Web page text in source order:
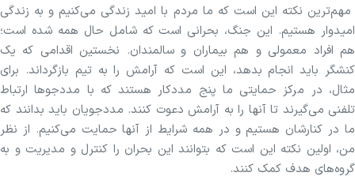
مهم‌ترین نکته این است که ما مردم با امید زندگی می‌کنیم و به زندگی
امیدوار هستیم. این جنگ، بحرانی است که شامل حال همه شده است؛
هم افراد معمولی و هم بیماران و سالمندان. نخستین اقدامی که یک
کنشگر باید انجام بدهد، این است که آرامش را به تیم بازگرداند. برای
مثال، در مرکز حمایتی ما پنج مددکار هستند که با مددجو‌ها ارتباط
تلفنی می‌گیرند تا آنها را به آرامش دعوت کنند. مددجویان باید بدانند که
ما در کنارشان هستیم و در همه شرایط از آنها حمایت می‌کنیم. از نظر
من، اولین نکته این است که بتوانند این بحران را کنترل و مدیریت و به
گروه‌های هدف کمک کنند.